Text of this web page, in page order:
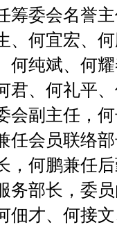
筹委会名誉
、何宜宏、
何纯斌、何
君、何礼平
会副主任，
任会员联络
，何鹏兼任
务部长，委
佃才、何接